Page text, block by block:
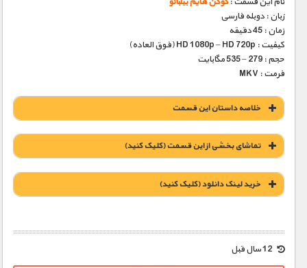
زبان : دوبله فارسی
زمان : 45 دقیقه
کیفیت : HD 1080p – HD 720p (فوق العاده)
حجم : 279 – 535 مگابایت
فرمت : MKV
خلاصه داستان این قسمت
تماشای بخشی از این قسمت (کلیک کنید)
خريد لينک دانلود (کليک کنيد)
1900 تومان – خريد لينک دانلود (افزودن به سبد خريد)